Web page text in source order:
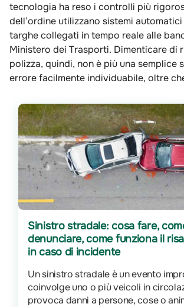
tecnologia ha reso i controlli più
dell’ordine utilizzano sistemi
targhe collegati in tempo reale alle
Ministero dei Trasporti. Dimenticare di
polizza, quindi, non è più una semplice
errore facilmente individuabile, oltre
Sinistro stradale: cosa fare,
denunciare, come funziona il
in caso di incidente
Un sinistro stradale è un evento
coinvolge uno o più veicoli in
provoca danni a persone, cose o